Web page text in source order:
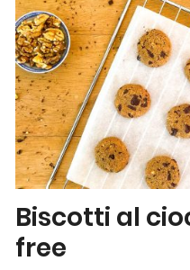
Biscotti al
free